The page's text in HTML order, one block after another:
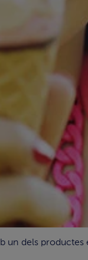
dels productes